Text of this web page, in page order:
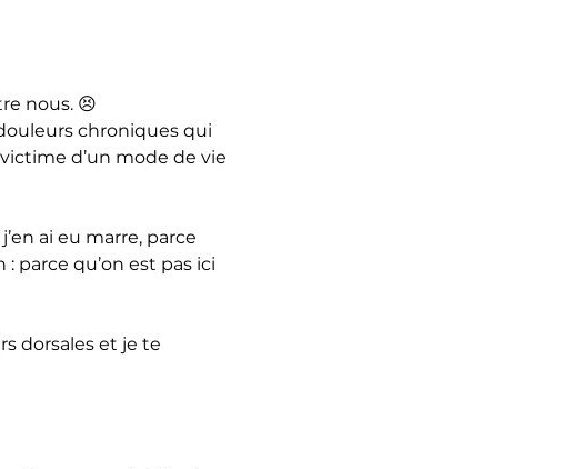
nous. 😣
chroniques qui
d’un mode de vie
ai eu marre, parce
: parce qu’on est pas ici
dorsales et je te